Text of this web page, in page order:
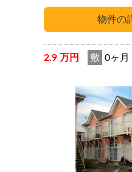
2.9 万円 敷 0ヶ月